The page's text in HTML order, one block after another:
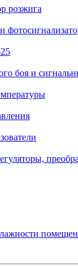
розжига
боя и